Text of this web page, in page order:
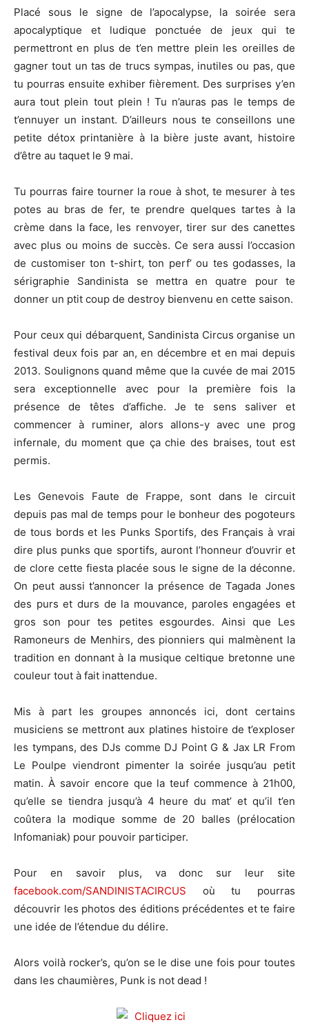
Placé sous le signe de l’apocalypse, la soirée sera
apocalyptique et ludique ponctuée de jeux qui te
permettront en plus de t’en mettre plein les oreilles de
gagner tout un tas de trucs sympas, inutiles ou pas, que
tu pourras ensuite exhiber fièrement. Des surprises y’en
aura tout plein tout plein ! Tu n’auras pas le temps de
t’ennuyer un instant. D’ailleurs nous te conseillons une
petite détox printanière à la bière juste avant, histoire
d’être au taquet le 9 mai.
Tu pourras faire tourner la roue à shot, te mesurer à tes
potes au bras de fer, te prendre quelques tartes à la
crème dans la face, les renvoyer, tirer sur des canettes
avec plus ou moins de succès. Ce sera aussi l’occasion
de customiser ton t-shirt, ton perf’ ou tes godasses, la
sérigraphie Sandinista se mettra en quatre pour te
donner un ptit coup de destroy bienvenu en cette saison.
Pour ceux qui débarquent, Sandinista Circus organise un
festival deux fois par an, en décembre et en mai depuis
2013. Soulignons quand même que la cuvée de mai 2015
sera exceptionnelle avec pour la première fois la
présence de têtes d’affiche. Je te sens saliver et
commencer à ruminer, alors allons-y avec une prog
infernale, du moment que ça chie des braises, tout est
permis.
Les Genevois Faute de Frappe, sont dans le circuit
depuis pas mal de temps pour le bonheur des pogoteurs
de tous bords et les Punks Sportifs, des Français à vrai
dire plus punks que sportifs, auront l’honneur d’ouvrir et
de clore cette fiesta placée sous le signe de la déconne.
On peut aussi t’annoncer la présence de Tagada Jones
des purs et durs de la mouvance, paroles engagées et
gros son pour tes petites esgourdes. Ainsi que Les
Ramoneurs de Menhirs, des pionniers qui malmènent la
tradition en donnant à la musique celtique bretonne une
couleur tout à fait inattendue.
Mis à part les groupes annoncés ici, dont certains
musiciens se mettront aux platines histoire de t’exploser
les tympans, des DJs comme DJ Point G & Jax LR From
Le Poulpe viendront pimenter la soirée jusqu’au petit
matin. À savoir encore que la teuf commence à 21h00,
qu’elle se tiendra jusqu’à 4 heure du mat’ et qu’il t’en
coûtera la modique somme de 20 balles (prélocation
Infomaniak) pour pouvoir participer.
Pour en savoir plus, va donc sur leur site
facebook.com/SANDINISTACIRCUS où tu pourras
découvrir les photos des éditions précédentes et te faire
une idée de l’étendue du délire.
Alors voilà rocker’s, qu’on se le dise une fois pour toutes
dans les chaumières, Punk is not dead !